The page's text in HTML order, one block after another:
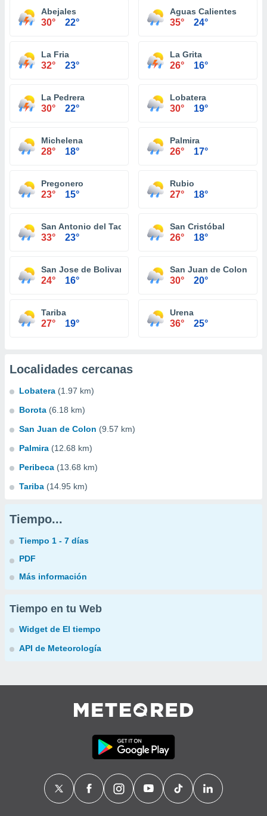
Abejales
30° 22°
Aguas Calientes
35° 24°
La Fria
32° 23°
La Grita
26° 16°
La Pedrera
30° 22°
Lobatera
30° 19°
Michelena
28° 18°
Palmira
26° 17°
Pregonero
23° 15°
Rubio
27° 18°
San Antonio del Tachira
33° 23°
San Cristóbal
26° 18°
San Jose de Bolivar
24° 16°
San Juan de Colon
30° 20°
Tariba
27° 19°
Urena
36° 25°
Localidades cercanas
Lobatera (1.97 km)
Borota (6.18 km)
San Juan de Colon (9.57 km)
Palmira (12.68 km)
Peribeca (13.68 km)
Tariba (14.95 km)
Tiempo...
Tiempo 1 - 7 días
PDF
Más información
Tiempo en tu Web
Widget de El tiempo
API de Meteorología